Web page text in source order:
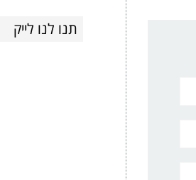
תנו לנו לייק